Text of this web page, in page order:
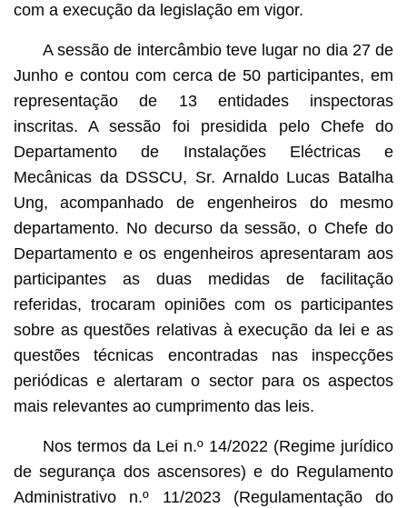
com a execução da legislação em vigor.
A sessão de intercâmbio teve lugar no dia 27 de
Junho e contou com cerca de 50 participantes, em
representação de 13 entidades inspectoras
inscritas. A sessão foi presidida pelo Chefe do
Departamento de Instalações Eléctricas e
Mecânicas da DSSCU, Sr. Arnaldo Lucas Batalha
Ung, acompanhado de engenheiros do mesmo
departamento. No decurso da sessão, o Chefe do
Departamento e os engenheiros apresentaram aos
participantes as duas medidas de facilitação
referidas, trocaram opiniões com os participantes
sobre as questões relativas à execução da lei e as
questões técnicas encontradas nas inspecções
periódicas e alertaram o sector para os aspectos
mais relevantes ao cumprimento das leis.
Nos termos da Lei n.º 14/2022 (Regime jurídico
de segurança dos ascensores) e do Regulamento
Administrativo n.º 11/2023 (Regulamentação do